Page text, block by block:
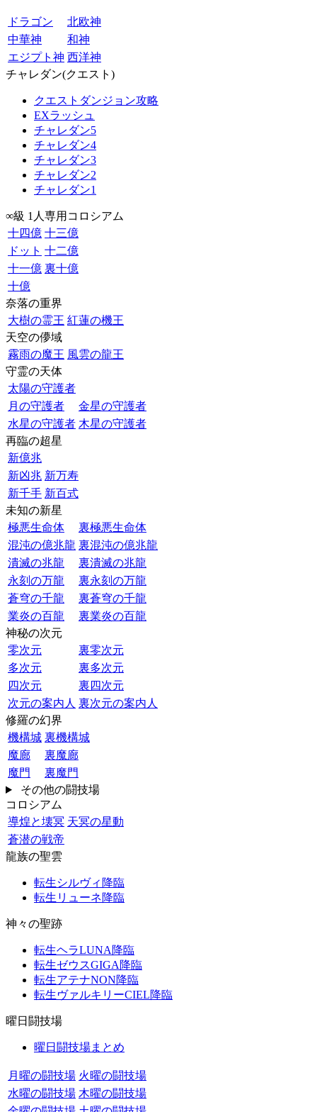
ドラゴン
北欧神
中華神
和神
エジプト神 西洋神
チャレダン(クエスト)
クエストダンジョン攻略
EXラッシュ
チャレダン5
チャレダン4
チャレダン3
チャレダン2
チャレダン1
∞級 1人専用コロシアム
十四億 十三億
ドット 十二億
十一億 裏十億
十億
奈落の重界
大樹の霊王 紅蓮の機王
天空の儚域
霧雨の魔王 風雲の龍王
守霊の天体
太陽の守護者
月の守護者
金星の守護者
水星の守護者 木星の守護者
再臨の超星
新億兆
新凶兆 新万寿
新千手 新百式
未知の新星
極悪生命体
裏極悪生命体
混沌の億兆龍 裏混沌の億兆龍
潰滅の兆龍
裏潰滅の兆龍
永刻の万龍
裏永刻の万龍
蒼穹の千龍
裏蒼穹の千龍
業炎の百龍
裏業炎の百龍
神秘の次元
零次元
裏零次元
多次元
裏多次元
四次元
裏四次元
次元の案内人 裏次元の案内人
修羅の幻界
機構城 裏機構城
魔廊
裏魔廊
魔門
裏魔門
その他の闘技場
コロシアム
導煌と壊冥 天冥の星動
蒼潜の戦帝
龍族の聖雲
転生シルヴィ降臨
転生リューネ降臨
神々の聖跡
転生ヘラLUNA降臨
転生ゼウスGIGA降臨
転生アテナNON降臨
転生ヴァルキリーCIEL降臨
曜日闘技場
曜日闘技場まとめ
月曜の闘技場 火曜の闘技場
水曜の闘技場 木曜の闘技場